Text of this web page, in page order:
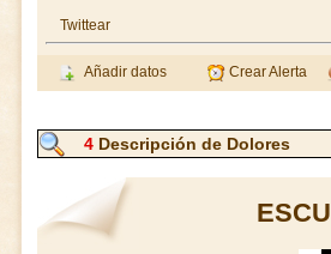
Twittear
Añadir datos Crear Alerta
4 Descripción de Dolores